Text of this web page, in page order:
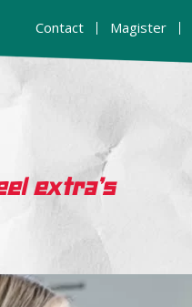
Contact Magister
extra’s